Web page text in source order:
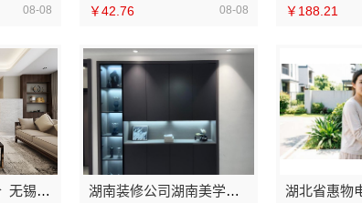
08-08 ￥42.76 08-08 ￥188.21
无锡旧房硬装报价_无锡亿莱居装饰工程材料有限公司 湖南装修公司湖南美学筑家建材老房翻新湖南美学筑家建材有限公司焕新家园